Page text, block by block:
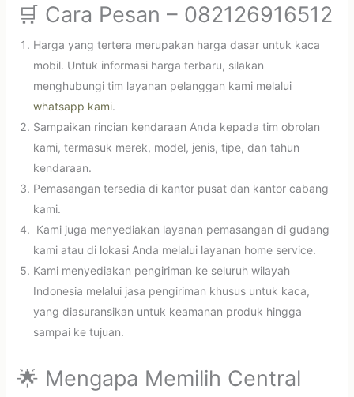
🛒 Cara Pesan – 082126916512
Harga yang tertera merupakan harga dasar untuk kaca
mobil. Untuk informasi harga terbaru, silakan
menghubungi tim layanan pelanggan kami melalui
whatsapp kami.
Sampaikan rincian kendaraan Anda kepada tim obrolan
kami, termasuk merek, model, jenis, tipe, dan tahun
kendaraan.
Pemasangan tersedia di kantor pusat dan kantor cabang
kami.
Kami juga menyediakan layanan pemasangan di gudang
kami atau di lokasi Anda melalui layanan home service.
Kami menyediakan pengiriman ke seluruh wilayah
Indonesia melalui jasa pengiriman khusus untuk kaca,
yang diasuransikan untuk keamanan produk hingga
sampai ke tujuan.
🌟 Mengapa Memilih Central